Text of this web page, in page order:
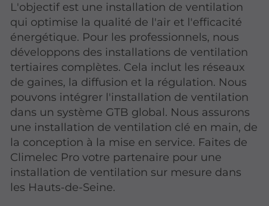
L'objectif est une installation de ventilation
qui optimise la qualité de l'air et l'efficacité
énergétique. Pour les professionnels, nous
développons des installations de ventilation
tertiaires complètes. Cela inclut les réseaux
de gaines, la diffusion et la régulation. Nous
pouvons intégrer l'installation de ventilation
dans un système GTB global. Nous assurons
une installation de ventilation clé en main, de
la conception à la mise en service. Faites de
Climelec Pro votre partenaire pour une
installation de ventilation sur mesure dans
les Hauts-de-Seine.